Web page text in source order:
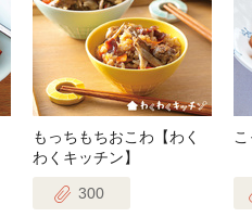
もっちもちおこわ【わく
わくキッチン】
300